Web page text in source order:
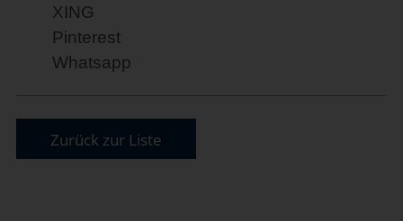
XING
Pinterest
Whatsapp
Zurück zur Liste